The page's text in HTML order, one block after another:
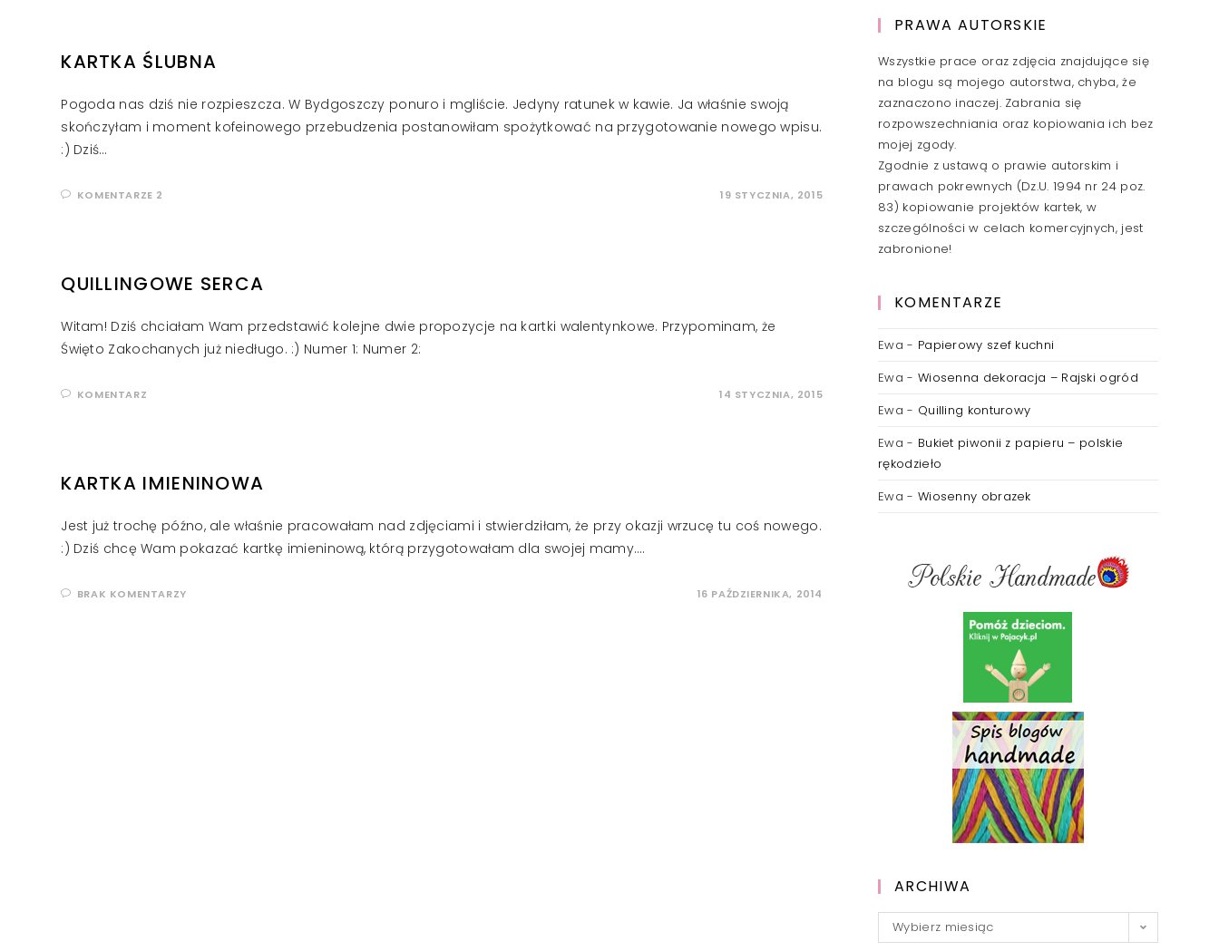
KARTKA ŚLUBNA
Pogoda nas dziś nie rozpieszcza. W Bydgoszczy ponuro i mgliście. Jedyny ratunek w kawie. Ja właśnie swoją
skończyłam i moment kofeinowego przebudzenia postanowiłam spożytkować na przygotowanie nowego wpisu.
:) Dziś…
KOMENTARZE 2 19 STYCZNIA, 2015
QUILLINGOWE SERCA
Witam! Dziś chciałam Wam przedstawić kolejne dwie propozycje na kartki walentynkowe. Przypominam, że
Święto Zakochanych już niedługo. :) Numer 1: Numer 2:
KOMENTARZ 14 STYCZNIA, 2015
KARTKA IMIENINOWA
Jest już trochę późno, ale właśnie pracowałam nad zdjęciami i stwierdziłam, że przy okazji wrzucę tu coś nowego.
:) Dziś chcę Wam pokazać kartkę imieninową, którą przygotowałam dla swojej mamy.…
BRAK KOMENTARZY 16 PAŹDZIERNIKA, 2014
PRAWA AUTORSKIE
Wszystkie prace oraz zdjęcia znajdujące się
na blogu są mojego autorstwa, chyba, że
zaznaczono inaczej. Zabrania się
rozpowszechniania oraz kopiowania ich bez
mojej zgody.
Zgodnie z ustawą o prawie autorskim i
prawach pokrewnych (Dz.U. 1994 nr 24 poz.
83) kopiowanie projektów kartek, w
szczególności w celach komercyjnych, jest
zabronione!
KOMENTARZE
Ewa - Papierowy szef kuchni
Ewa - Wiosenna dekoracja – Rajski ogród
Ewa - Quilling konturowy
Ewa - Bukiet piwonii z papieru – polskie
rękodzieło
Ewa - Wiosenny obrazek
ARCHIWA
Archiwa
Wybierz miesiąc